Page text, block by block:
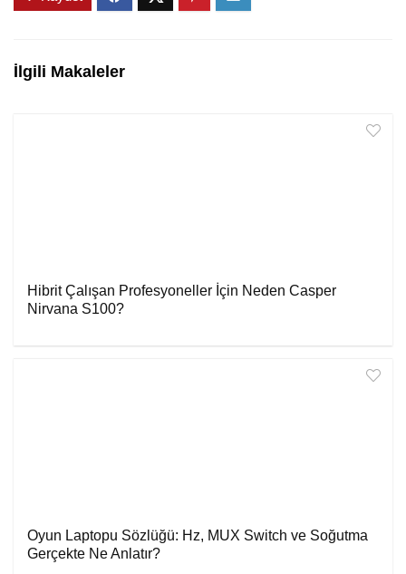
İlgili Makaleler
Hibrit Çalışan Profesyoneller İçin Neden Casper
Nirvana S100?
Oyun Laptopu Sözlüğü: Hz, MUX Switch ve Soğutma
Gerçekte Ne Anlatır?